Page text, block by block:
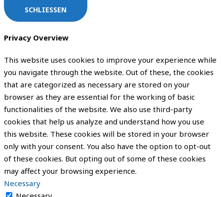
SCHLIESSEN
Privacy Overview
This website uses cookies to improve your experience while
you navigate through the website. Out of these, the cookies
that are categorized as necessary are stored on your
browser as they are essential for the working of basic
functionalities of the website. We also use third-party
cookies that help us analyze and understand how you use
this website. These cookies will be stored in your browser
only with your consent. You also have the option to opt-out
of these cookies. But opting out of some of these cookies
may affect your browsing experience.
Necessary